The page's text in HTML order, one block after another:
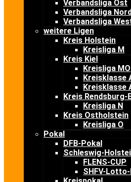
Verbandsliga Ost
Verbandsliga
Verbandsliga
weitere Ligen
Kreis Holstein
Kreisliga M
Kreis Kiel
Kreisliga MO
Kreisklasse
Kreisklasse
Kreis
Kreisliga N
Kreis Ostholstein
Kreisliga O
Pokal
DFB-Pokal
Schleswig-
FLENS-CUP
SHFV-